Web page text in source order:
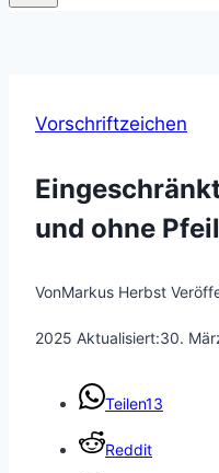
Vorschriftzeichen
und ohne
VonMarkus Herbst
2025 Aktualisiert:30.
Teilen13
Reddit